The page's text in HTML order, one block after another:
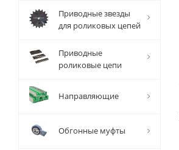
Приводные звезды
для роликовых цепей
Приводные
роликовые цепи
Направляющие
Обгонные муфты